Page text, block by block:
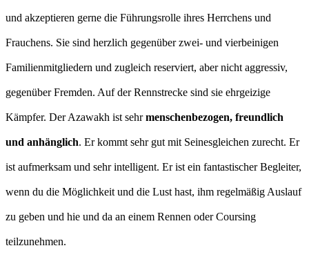
und akzeptieren gerne die Führungsrolle ihres Herrchens und
Frauchens. Sie sind herzlich gegenüber zwei- und vierbeinigen
Familienmitgliedern und zugleich reserviert, aber nicht aggressiv,
gegenüber Fremden. Auf der Rennstrecke sind sie ehrgeizige
Kämpfer. Der Azawakh ist sehrmenschenbezogen, freundlich
und anhänglich. Er kommt sehr gut mit Seinesgleichen zurecht. Er
ist aufmerksam und sehr intelligent. Er ist ein fantastischer Begleiter,
wenn du die Möglichkeit und die Lust hast, ihm regelmäßig Auslauf
zu geben und hie und da an einem Rennen oder Coursing
teilzunehmen.